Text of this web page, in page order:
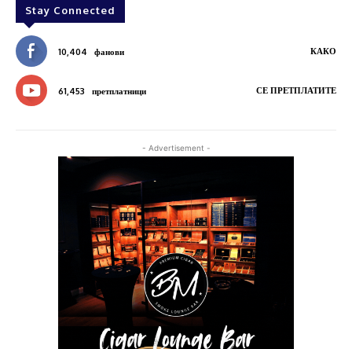
Stay Connected
10,404 фанови КАКО
61,453 претплатници СЕ ПРЕТПЛАТИТЕ
- Advertisement -